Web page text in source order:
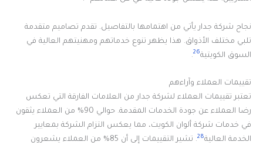
نجاح شركة جدار يأتي من اهتمامها بالتفاصيل. تقدم تصاميم متقدمة
تلبي مختلف الأذواق. هذا يظهر تنوع خدماتهم ومهنيتهم العالية في
السوق الكويتية26
.
تقييمات العملاء وآراءهم
تعتبر تقييمات العملاء لشركة جدار من العلامات الفارقة التي تعكس
رضا العملاء عن جودة الخدمات المقدمة. حوالي 90% من العملاء يثقون
في خدمات شركة ألوان الكويت، مما يعكس التزام الشركة بمعايير
الخدمة العالية28
. تشير التقييمات إلى أن 85% من العملاء يشعرون